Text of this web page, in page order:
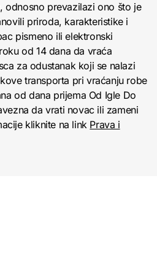
odnosno prevazilazi ono što je
priroda, karakteristike i
pismeno ili elektronski
od 14 dana da vraća
za odustanak koji se nalazi
transporta pri vraćanju robe
od dana prijema Od Igle Do
da vrati novac ili zameni
kliknite na link Prava i